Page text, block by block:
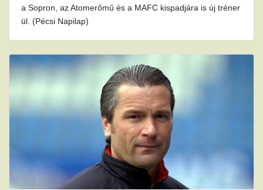
a Sopron, az Atomerőmű és a MAFC kispadjára is új tréner
ül. (Pécsi Napilap)